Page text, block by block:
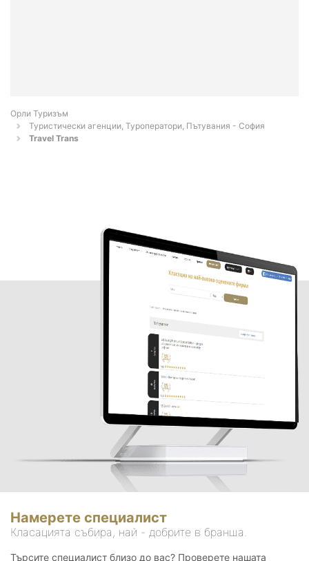
Орли Туризъм
Туристически агенции, Туроператори, Пътувания - София
Travel Trans
Намерете специалист
Класацията събира, най - добрите в бранша.
Търсите специалист близо до вас? Проверете нашата